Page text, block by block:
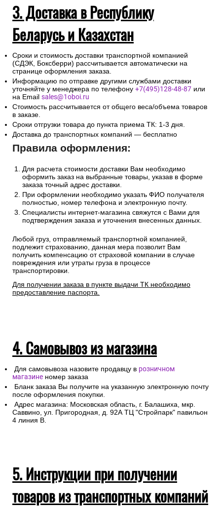
3. Доставка в Республику
Беларусь и Казахстан
Сроки и стоимость доставки транспортной компанией
(СДЭК, Боксберри) рассчитывается автоматически на
странице оформления заказа.
Информацию по отправке другими службами доставки
уточняйте у менеджера по телефону +7(495)128-48-87 или
на Email sales@1oboi.ru
Стоимость рассчитывается от общего веса/объема товаров
в заказе.
Сроки отгрузки товара до пункта приема ТК: 1-3 дня.
Доставка до транспортных компаний — бесплатно
Правила оформления:
Для расчета стоимости доставки Вам необходимо
оформить заказ на выбранные товары, указав в форме
заказа точный адрес доставки.
При оформлении необходимо указать ФИО получателя
полностью, номер телефона и электронную почту.
Специалисты интернет-магазина свяжутся с Вами для
подтверждения заказа и уточнения внесенных данных.
Любой груз, отправляемый транспортной компанией,
подлежит страхованию, данная мера позволит Вам
получить компенсацию от страховой компании в случае
повреждения или утраты груза в процессе
транспортировки.
Для получении заказа в пункте выдачи ТК необходимо
предоставление паспорта.
4. Самовывоз из магазина
Для самовывоза назовите продавцу в розничном
магазине номер заказа
Бланк заказа Вы получите на указанную электронную почту
после оформления покупки.
Адрес магазина: Московская область, г. Балашиха, мкр.
Саввино, ул. Пригородная, д. 92А ТЦ "Стройпарк" павильон
4 линия В.
5. Инструкции при получении
товаров из транспортных компаний